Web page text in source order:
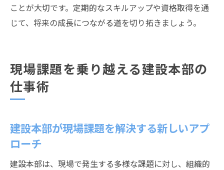
ことが大切です。定期的なスキルアップや資格取得を通
じて、将来の成長につながる道を切り拓きましょう。
現場課題を乗り越える建設本部の
仕事術
建設本部が現場課題を解決する新しいアプ
ローチ
建設本部は、現場で発生する多様な課題に対し、組織的